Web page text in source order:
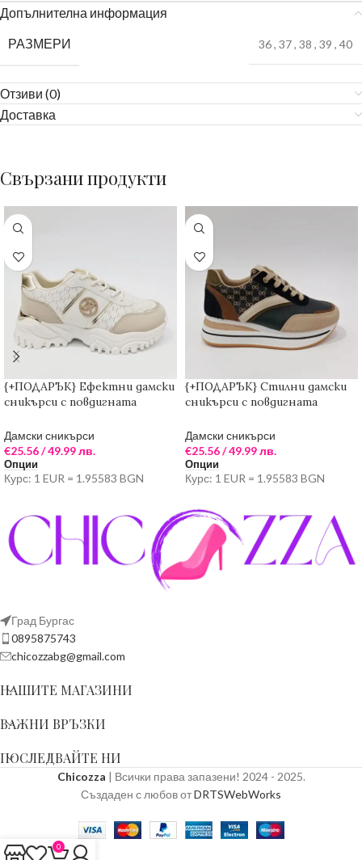
Допълнителна информация
РАЗМЕРИ
36, 37, 38 , 39 , 40
Отзиви (0)
Доставка
Свързани продукти
{+ПОДАРЪК} Ефектни дамски
сникърси с повдигната
Дамски сникърси
€25.56/ 49.99 лв.
Опции
Курс: 1 EUR = 1.95583 BGN
{+ПОДАРЪК} Стилни дамски
сникърси с повдигната
Дамски сникърси
€25.56/ 49.99 лв.
Опции
Курс: 1 EUR = 1.95583 BGN
Град Бургас
0895875743
chicozzabg@gmail.com
НАШИТЕ МАГАЗИНИ
ВАЖНИ ВРЪЗКИ
ПОСЛЕДВАЙТЕ НИ
Chicozza | Всички права запазени! 2024 - 2025.
Създаден с любов отDRTSWebWorks
0